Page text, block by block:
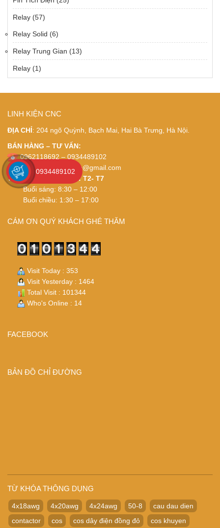
Relay (57)
Relay Solid (6)
Relay Trung Gian (13)
Relay (1)
LINH KIỆN CNC
ĐỊA CHỈ: 204 ngõ Quỳnh, Bạch Mai, Hai Bà Trưng, Hà Nội.
BÁN HÀNG – TƯ VẤN:
0962118692 – 0934489102
Email:thietbidienviet.vn@gmail.com
THỜI GIAN LÀM VIỆC: T2- T7
Buổi sáng: 8:30 – 12:00
Buổi chiều: 1:30 – 17:00
CÁM ƠN QUÝ KHÁCH GHÉ THĂM
Visit Today : 353
Visit Yesterday : 1464
Total Visit : 101344
Who's Online : 14
FACEBOOK
BẢN ĐỒ CHỈ ĐƯỜNG
TỪ KHÓA THÔNG DỤNG
4x18awg 4x20awg 4x24awg 50-8
cau dau dien
contactor
cos cos dây điện đồng đỏ cos khuyen
0934489102